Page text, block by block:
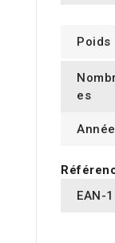
Poids
es
Année
EAN-